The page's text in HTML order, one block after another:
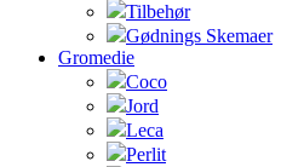
Tilbehør
Gødnings Skemaer
Gromedie
Coco
Jord
Leca
Perlit